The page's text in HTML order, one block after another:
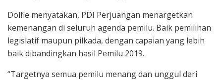
Dolfie menyatakan, PDI Perjuangan menargetkan
kemenangan di seluruh agenda pemilu. Baik pemilihan
legislatif maupun pilkada, dengan capaian yang lebih
baik dibandingkan hasil Pemilu 2019.
“Targetnya semua pemilu menang dan unggul dari